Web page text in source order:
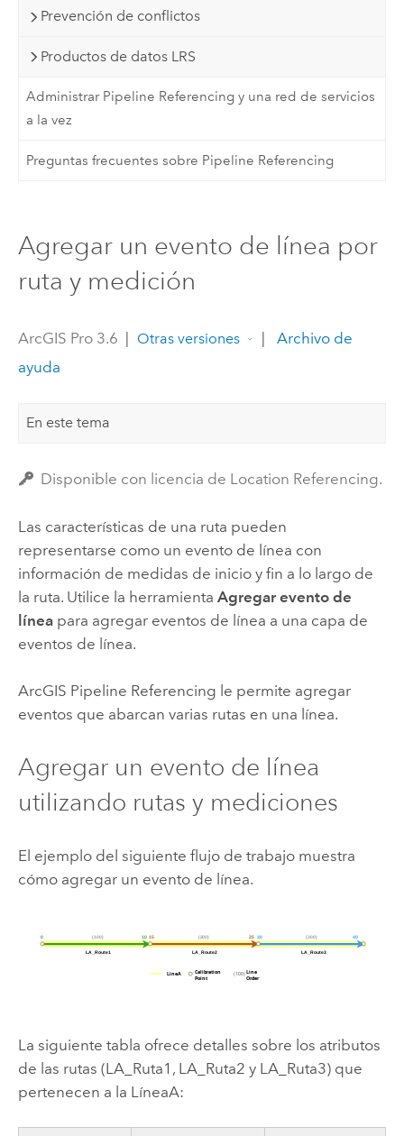
Prevención de conflictos
Productos de datos LRS
Administrar Pipeline Referencing y una red de servicios
a la vez
Preguntas frecuentes sobre Pipeline Referencing
Agregar un evento de línea por
ruta y medición
ArcGIS Pro 3.6 | Otras versiones |
Archivo de
ayuda
En este tema
Disponible con licencia de Location Referencing.
Las características de una ruta pueden
representarse como un evento de línea con
información de medidas de inicio y fin a lo largo de
la ruta. Utilice la herramienta Agregar evento de
líneapara agregar eventos de línea a una capa de
eventos de línea.
ArcGIS Pipeline Referencing le permite agregar
eventos que abarcan varias rutas en una línea.
Agregar un evento de línea
utilizando rutas y mediciones
El ejemplo del siguiente flujo de trabajo muestra
cómo agregar un evento de línea.
La siguiente tabla ofrece detalles sobre los atributos
de las rutas (LA_Ruta1, LA_Ruta2 y LA_Ruta3) que
pertenecen a la LíneaA: